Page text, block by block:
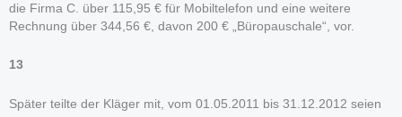
die Firma C. über 115,95 € für Mobiltelefon und eine weitere
Rechnung über 344,56 €, davon 200 € „Büropauschale“, vor.
13
Später teilte der Kläger mit, vom 01.05.2011 bis 31.12.2012 seien